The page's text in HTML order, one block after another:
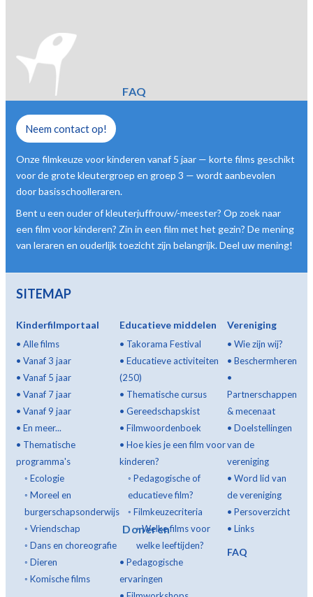
FAQ
Doneren
Neem contact op!
Onze filmkeuze voor kinderen vanaf 5 jaar — korte films geschikt
voor de grote kleutergroep en groep 3 — wordt aanbevolen
door basisschoolleraren.
Bent u een ouder of kleuterjuffrouw/-meester? Op zoek naar
een film voor kinderen? Zin in een film met het gezin? De mening
van leraren en ouderlijk toezicht zijn belangrijk. Deel uw mening!
SITEMAP
Kinderfilmportaal
• Alle films
• Vanaf 3 jaar
• Vanaf 5 jaar
• Vanaf 7 jaar
• Vanaf 9 jaar
• En meer...
• Thematische
programma's
◦ Ecologie
◦ Moreel en
burgerschapsonderwijs
◦ Vriendschap
◦ Dans en choreografie
◦ Dieren
◦ Komische films
Educatieve middelen
• Takorama Festival
• Educatieve activiteiten
(250)
• Thematische cursus
• Gereedschapskist
• Filmwoordenboek
• Hoe kies je een film voor
kinderen?
◦ Pedagogische of
educatieve film?
◦ Filmkeuzecriteria
◦Welke films voor
welke leeftijden?
• Pedagogische
ervaringen
Vereniging
• Wie zijn wij?
• Beschermheren
•
Partnerschappen
& mecenaat
• Doelstellingen
van de
vereniging
• Word lid van
de vereniging
• Persoverzicht
• Links
FAQ